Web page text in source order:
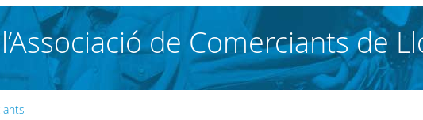
de Comerciants de